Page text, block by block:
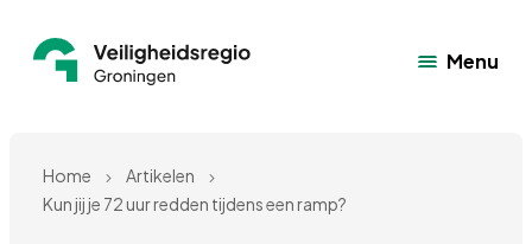
Menu
Home
Artikelen
Kun jij je 72 uur redden tijdens een ramp?